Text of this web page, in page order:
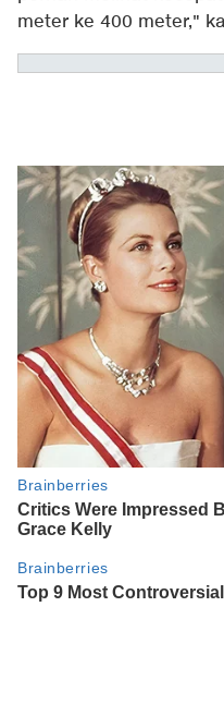
meter ke 400 meter,"